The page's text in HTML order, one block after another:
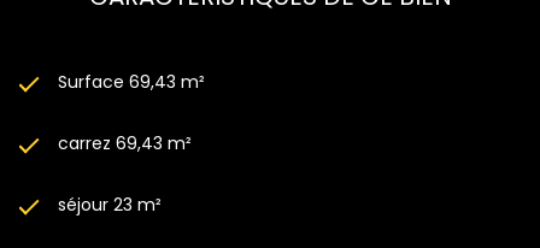
Surface 69,43 m²
carrez 69,43 m²
séjour 23 m²